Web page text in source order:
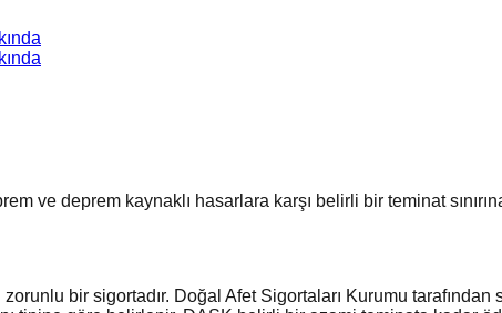
ve deprem kaynaklı hasarlara karşı belirli bir teminat
bir sigortadır. Doğal Afet Sigortaları Kurumu